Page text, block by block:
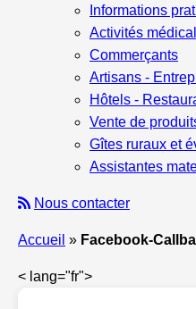
Informations
Activités
Commerçants
Artisans -
Hôtels -
Vente de
Gîtes ruraux et
Assistantes
Nous contacter
Accueil » Facebook-
< lang="fr">